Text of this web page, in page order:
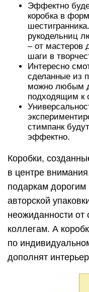
Эффектно
коробка в
рукодельниц
– от мастеров
шаги в
Интересно
сделанные из
можно любым
подходящим к
стимпанк
эффектно.
Коробки,
в центре
подаркам
авторской
неожиданности от
коллегам. А
по
дополнят